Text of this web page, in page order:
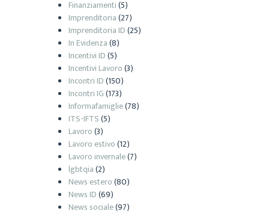
Finanziamenti(5)
Imprenditoria(27)
Imprenditoria ID(25)
In Evidenza(8)
Incentivi ID(5)
Incentivi Lavoro(3)
Incontri ID(150)
Incontri IG(173)
Informafamiglie(78)
ITS-IFTS(5)
Lavoro(3)
Lavoro estivo(12)
Lavoro invernale(7)
lgbtqia(2)
News estero(80)
News ID(69)
News sociale(97)